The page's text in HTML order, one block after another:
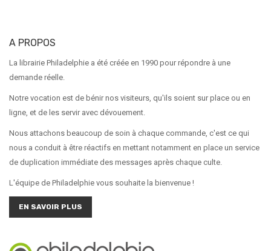
A PROPOS
La librairie Philadelphie a été créée en 1990 pour répondre à une
demande réelle.
Notre vocation est de bénir nos visiteurs, qu'ils soient sur place ou en
ligne, et de les servir avec dévouement.
Nous attachons beaucoup de soin à chaque commande, c'est ce qui
nous a conduit à être réactifs en mettant notamment en place un service
de duplication immédiate des messages après chaque culte.
L'équipe de Philadelphie vous souhaite la bienvenue !
EN SAVOIR PLUS